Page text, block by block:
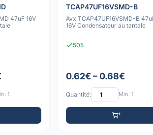
47uF 16V
1
TCAP47UF16VSMD-B
Avx TCAP47UF16VSMD-B
16V Condensateur au tantale
505
0.62€ – 0.68€
Quantité: Min: 1